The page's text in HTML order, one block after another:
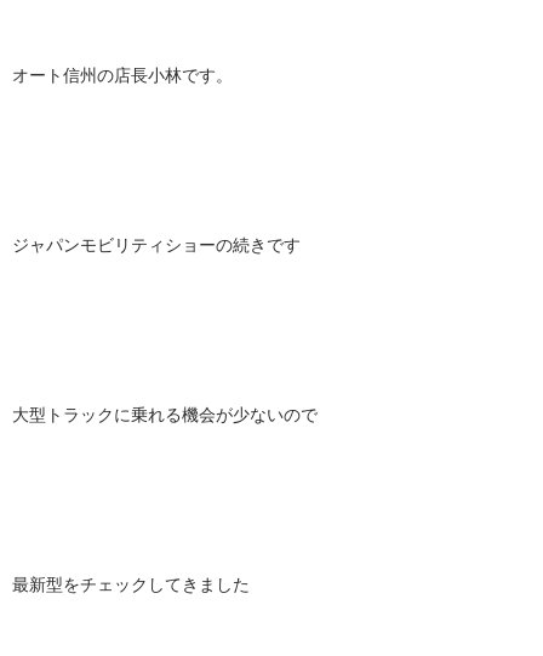
オート信州の店長小林です。
ジャパンモビリティショーの続きです
大型トラックに乗れる機会が少ないので
最新型をチェックしてきました